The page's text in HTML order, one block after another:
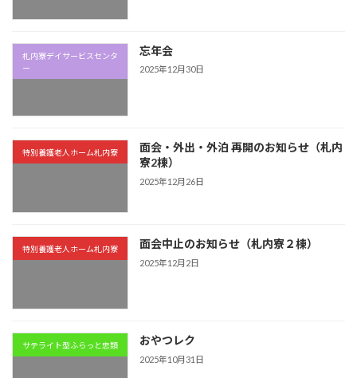
札内寮デイサービスセンタ
ー
忘年会
2025年12月30日
特別養護老人ホーム札内寮
面会・外出・外泊 再開のお知らせ（札内
寮2棟）
2025年12月26日
特別養護老人ホーム札内寮 面会中止のお知らせ（札内寮２棟）
2025年12月2日
サテライト型ふらっと忠類 おやつレク
2025年10月31日